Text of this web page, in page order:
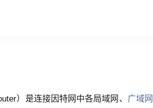
）是连接因特网中各局域网、 广域网